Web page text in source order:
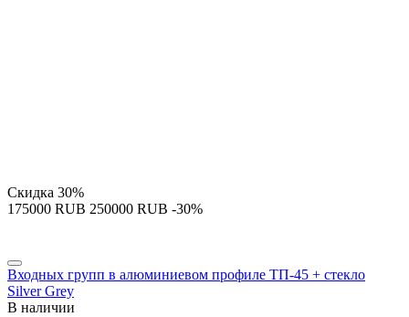
Скидка 30%
‍175000‍ RUB ‍250000‍ RUB -30%
Входных групп в алюминиевом профиле ТП-45 + стекло
Silver Grey
В наличии